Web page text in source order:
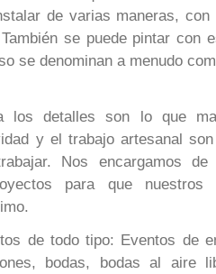
de varias maneras,
se puede pintar con
se denominan a menudo
los detalles son lo que
y el trabajo artesanal
Nos encargamos
para que nuestros
de todo tipo: Eventos de
bodas, bodas al aire